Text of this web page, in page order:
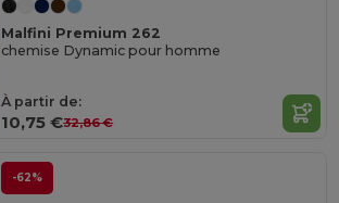
Malfini Premium 262
chemise Dynamic pour homme
À partir de:
10,75 €32,86 €
-62%